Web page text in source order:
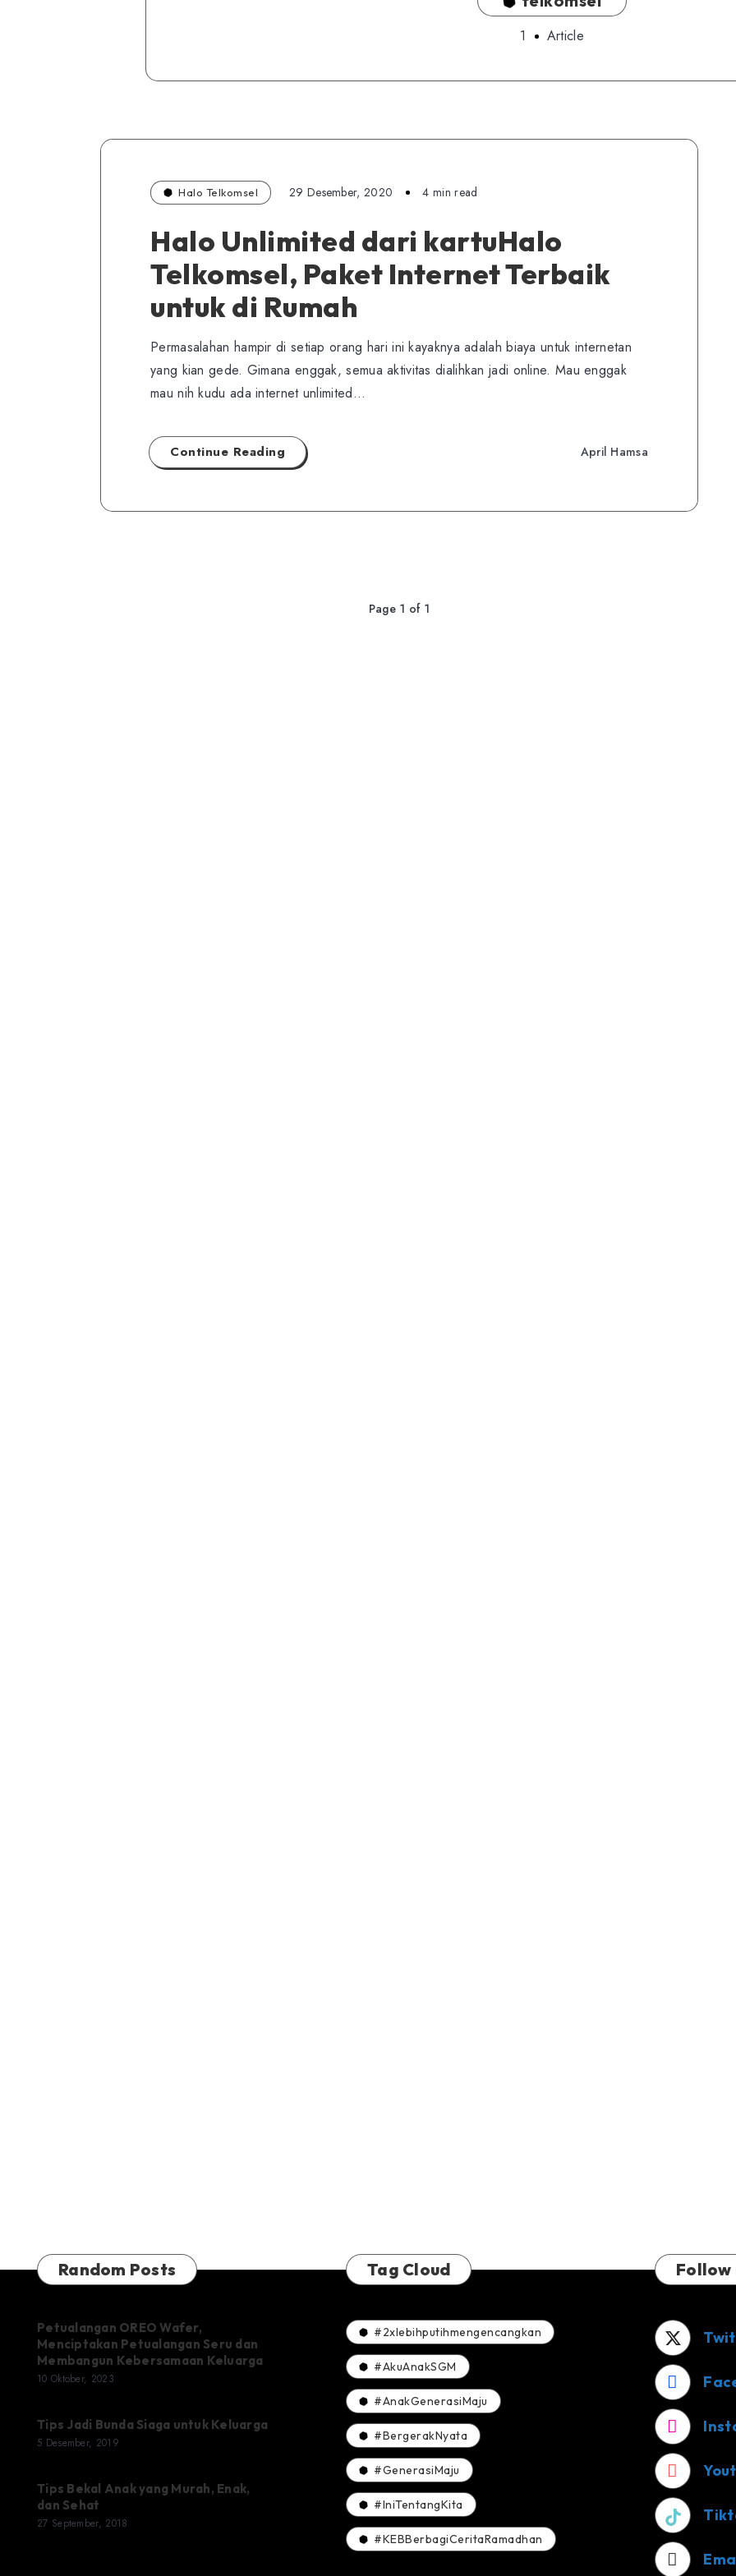
1 Article
Halo Telkomsel 29 Desember, 2020 4 min read
Halo Unlimited dari kartuHalo
Telkomsel, Paket Internet Terbaik
untuk di Rumah
Permasalahan hampir di setiap orang hari ini kayaknya adalah biaya untuk internetan
yang kian gede. Gimana enggak, semua aktivitas dialihkan jadi online. Mau enggak
mau nih kudu ada internet unlimited…
Continue Reading April Hamsa
Page 1 of 1
Random Posts
Petualangan OREO Wafer,
Menciptakan Petualangan Seru dan
Membangun Kebersamaan Keluarga
10 Oktober, 2023
Tips Jadi Bunda Siaga untuk Keluarga
5 Desember, 2019
Tips Bekal Anak yang Murah, Enak,
dan Sehat
27 September, 2018
Tag Cloud
#2xlebihputihmengencangkan
#AkuAnakSGM
#AnakGenerasiMaju
#BergerakNyata
#GenerasiMaju
#IniTentangKita
#KEBBerbagiCeritaRamadhan
Follow